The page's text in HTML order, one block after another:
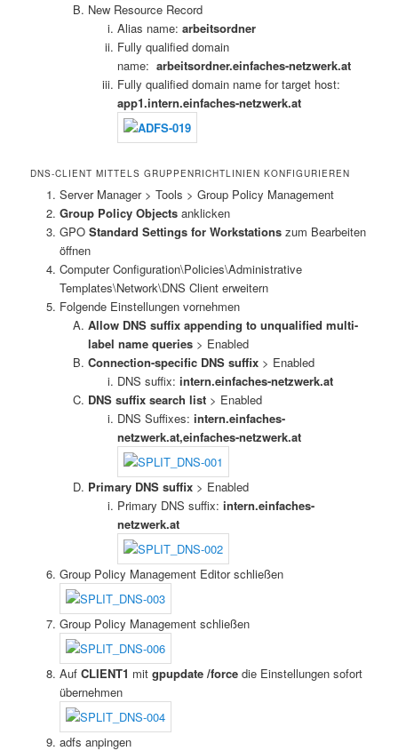
New Resource Record
Alias name: arbeitsordner
Fully qualified domain
name: arbeitsordner.einfaches-netzwerk.at
Fully qualified domain name for target host:
app1.intern.einfaches-netzwerk.at
DNS-CLIENT MITTELS GRUPPENRICHTLINIEN KONFIGURIEREN
Server Manager > Tools > Group Policy Management
Group Policy Objectsanklicken
GPOStandard Settings for Workstationszum Bearbeiten
öffnen
Computer Configuration\Policies\Administrative
Templates\Network\DNS Client erweitern
Folgende Einstellungen vornehmen
Allow DNS suffix appending to unqualified multi-
label name queries > Enabled
Connection-specific DNS suffix > Enabled
DNS suffix: intern.einfaches-netzwerk.at
DNS suffix search list > Enabled
DNS Suffixes: intern.einfaches-
netzwerk.at,einfaches-netzwerk.at
Primary DNS suffix > Enabled
Primary DNS suffix: intern.einfaches-
netzwerk.at
Group Policy Management Editor schließen
Group Policy Management schließen
Auf CLIENT1 mit gpupdate /forcedie Einstellungen sofort
übernehmen
adfs anpingen